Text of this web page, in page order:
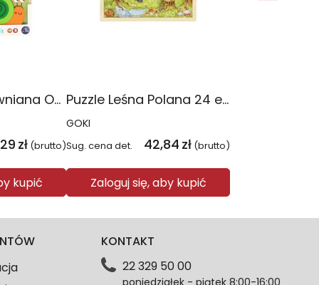
Układanka drewniana Ogród BamBam
zł (brutto)
kupić
Puzzle Leśna Polana 24 elementy
GOKI
Sug. cena det. 42,84 zł (brutto)
Zaloguj się, aby kupić
KONTAKT
22 329 50 00
poniedziałek - piątek 8:00-16:00